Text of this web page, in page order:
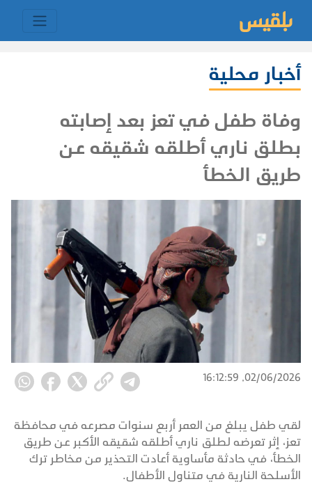
أخبار محلية
وفاة طفل في تعز بعد إصابته
بطلق ناري أطلقه شقيقه عن
طريق الخطأ
02/06/2026, 16:12:59
لقي طفل يبلغ من العمر أربع سنوات مصرعه في محافظة
تعز، إثر تعرضه لطلق ناري أطلقه شقيقه الأكبر عن طريق
الخطأ، في حادثة مأساوية أعادت التحذير من مخاطر ترك
الأسلحة النارية في متناول الأطفال.